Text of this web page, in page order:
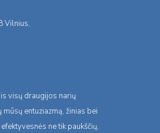
Vilnius,
visų draugijos narių
entuziazmą, žinias bei
ne tik paukščių,